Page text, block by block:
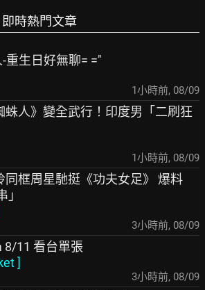
時熱門文章
重生日好無聊= ="
1小時前, 08/09
蛛人》變全武行！印度男「二刷狂
1小時前, 08/09
同框周星馳挺《功夫女足》 爆料
」
3小時前, 08/09
8/11 看台單張
]
3小時前, 08/09